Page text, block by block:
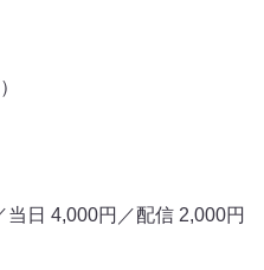
日 4,000円／配信 2,000円